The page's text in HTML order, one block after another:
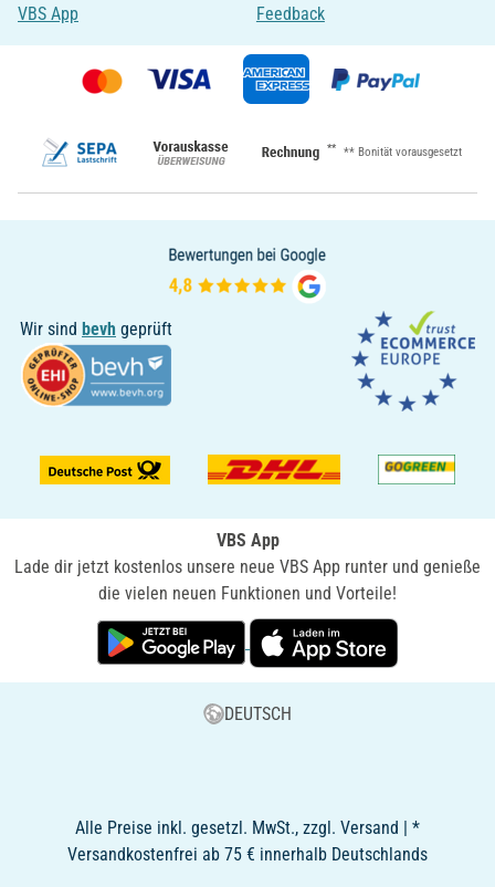
VBS App
Feedback
** ** Bonität vorausgesetzt
Wir sind bevh geprüft
VBS App
Lade dir jetzt kostenlos unsere neue VBS App runter und genieße
die vielen neuen Funktionen und Vorteile!
DEUTSCH
Alle Preise inkl. gesetzl. MwSt., zzgl. Versand | *
Versandkostenfrei ab 75 € innerhalb Deutschlands